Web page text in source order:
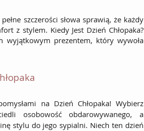
szczerości słowa sprawią, że każdy
z stylem. Kiedy Jest Dzień Chłopaka?
wyjątkowym prezentem, który wywoła
na Dzień Chłopaka! Wybierz
osobowość obdarowywanego, a
stylu do jego sypialni. Niech ten dzień